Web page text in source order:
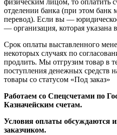
физическим лицом, то оплатить
отделении банка (при этом банк
перевод). Если вы —
— организация, которая указана
Срок оплаты выставленного
некоторых случаях по
продлить. Мы отгрузим товар в
поступления денежных средств
товары со статусом «Под заказ»
Работаем со Спецсчетами по
Казначейским счетам.
Условия оплаты обсуждаются
заказчиком.